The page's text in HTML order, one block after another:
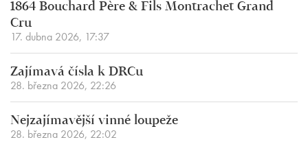
1864 Bouchard Père & Fils Montrachet Grand
Cru
17. dubna 2026, 17:37
Zajímavá čísla k DRCu
28. března 2026, 22:26
Nejzajímavější vinné loupeže
28. března 2026, 22:02